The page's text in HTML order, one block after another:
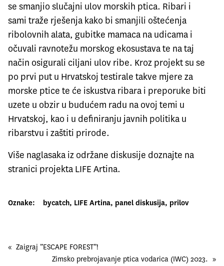
se smanjio slučajni ulov morskih ptica. Ribari i
sami traže rješenja kako bi smanjili oštećenja
ribolovnih alata, gubitke mamaca na udicama i
očuvali ravnotežu morskog ekosustava te na taj
način osigurali ciljani ulov ribe. Kroz projekt su se
po prvi put u Hrvatskoj testirale takve mjere za
morske ptice te će iskustva ribara i preporuke biti
uzete u obzir u budućem radu na ovoj temi u
Hrvatskoj, kao i u definiranju javnih politika u
ribarstvu i zaštiti prirode.
Više naglasaka iz održane diskusije doznajte na
stranici projekta LIFE Artina.
Oznake: bycatch, LIFE Artina, panel diskusija, prilov
« Zaigraj ”ESCAPE FOREST”!
Zimsko prebrojavanje ptica vodarica (IWC) 2023.
»